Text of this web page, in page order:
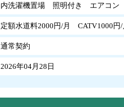
内洗濯機置場 照明付き エアコ
定額水道料2000円/月 CATV1000
通常契約
2026年04月28日